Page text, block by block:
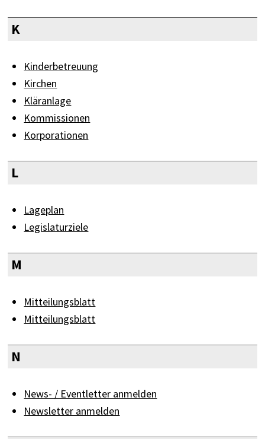
K
Kinderbetreuung
Kirchen
Kläranlage
Kommissionen
Korporationen
L
Lageplan
Legislaturziele
M
Mitteilungsblatt
Mitteilungsblatt
N
News- / Eventletter anmelden
Newsletter anmelden